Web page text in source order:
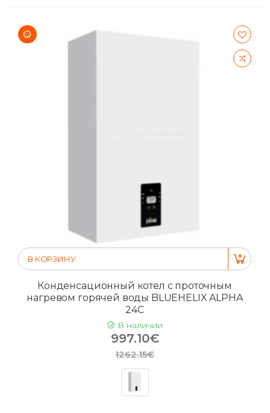
В КОРЗИНУ
Конденсационный котел с проточным
нагревом горячей воды BLUEHELIX ALPHA
24C
В наличии
997.10€
1262.15€